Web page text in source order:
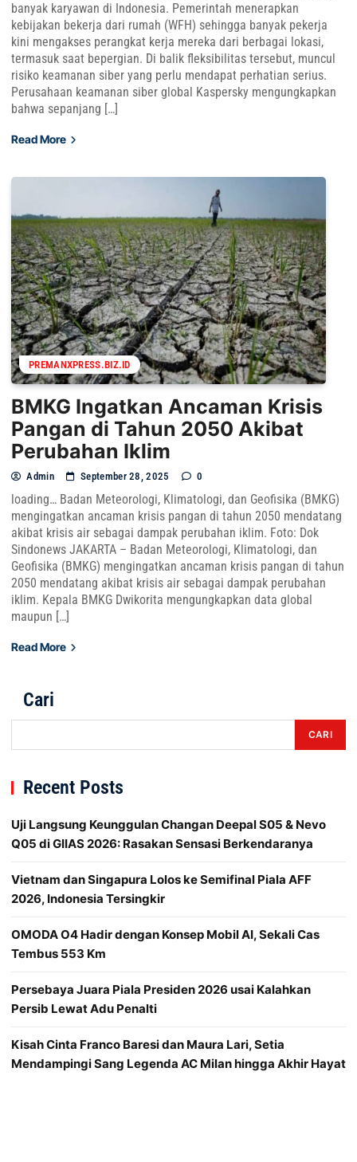
banyak karyawan di Indonesia. Pemerintah menerapkan
kebijakan bekerja dari rumah (WFH) sehingga banyak pekerja
kini mengakses perangkat kerja mereka dari berbagai lokasi,
termasuk saat bepergian. Di balik fleksibilitas tersebut, muncul
risiko keamanan siber yang perlu mendapat perhatian serius.
Perusahaan keamanan siber global Kaspersky mengungkapkan
bahwa sepanjang […]
Read More
PREMANXPRESS.BIZ.ID
BMKG Ingatkan Ancaman Krisis
Pangan di Tahun 2050 Akibat
Perubahan Iklim
Admin September 28, 2025 0
loading… Badan Meteorologi, Klimatologi, dan Geofisika (BMKG)
mengingatkan ancaman krisis pangan di tahun 2050 mendatang
akibat krisis air sebagai dampak perubahan iklim. Foto: Dok
Sindonews JAKARTA – Badan Meteorologi, Klimatologi, dan
Geofisika (BMKG) mengingatkan ancaman krisis pangan di tahun
2050 mendatang akibat krisis air sebagai dampak perubahan
iklim. Kepala BMKG Dwikorita mengungkapkan data global
maupun […]
Read More
Cari
CARI
Recent Posts
Uji Langsung Keunggulan Changan Deepal S05 & Nevo
Q05 di GIIAS 2026: Rasakan Sensasi Berkendaranya
Vietnam dan Singapura Lolos ke Semifinal Piala AFF
2026, Indonesia Tersingkir
OMODA O4 Hadir dengan Konsep Mobil AI, Sekali Cas
Tembus 553 Km
Persebaya Juara Piala Presiden 2026 usai Kalahkan
Persib Lewat Adu Penalti
Kisah Cinta Franco Baresi dan Maura Lari, Setia
Mendampingi Sang Legenda AC Milan hingga Akhir Hayat